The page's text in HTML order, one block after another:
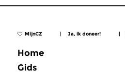
MijnCZ | Ja, ik doneer! |
Home
Gids